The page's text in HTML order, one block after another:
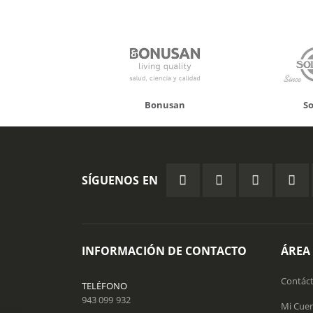
Solgar
SÍGUENOS EN
INFORMACIÓN DE CONTACTO
TELÉFONO
943 099 932
Mi